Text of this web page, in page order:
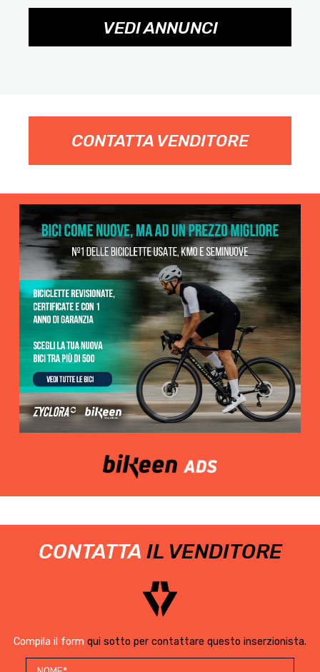
VEDI ANNUNCI
CONTATTA VENDITORE
CONTATTA IL VENDITORE
Compila il form qui sotto per contattare questo inserzionista.